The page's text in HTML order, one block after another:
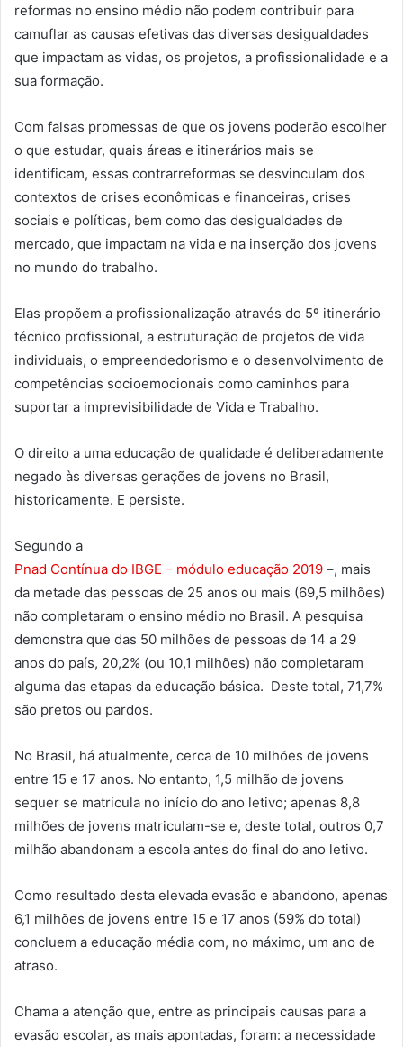
reformas no ensino médio não podem contribuir para
camuflar as causas efetivas das diversas desigualdades
que impactam as vidas, os projetos, a profissionalidade e a
sua formação.
Com falsas promessas de que os jovens poderão escolher
o que estudar, quais áreas e itinerários mais se
identificam, essas contrarreformas se desvinculam dos
contextos de crises econômicas e financeiras, crises
sociais e políticas, bem como das desigualdades de
mercado, que impactam na vida e na inserção dos jovens
no mundo do trabalho.
Elas propõem a profissionalização através do 5º itinerário
técnico profissional, a estruturação de projetos de vida
individuais, o empreendedorismo e o desenvolvimento de
competências socioemocionais como caminhos para
suportar a imprevisibilidade de Vida e Trabalho.
O direito a uma educação de qualidade é deliberadamente
negado às diversas gerações de jovens no Brasil,
historicamente. E persiste.
Segundo a
Pnad Contínua do IBGE – módulo educação 2019 –, mais
da metade das pessoas de 25 anos ou mais (69,5 milhões)
não completaram o ensino médio no Brasil. A pesquisa
demonstra que das 50 milhões de pessoas de 14 a 29
anos do país, 20,2% (ou 10,1 milhões) não completaram
alguma das etapas da educação básica. Deste total, 71,7%
são pretos ou pardos.
No Brasil, há atualmente, cerca de 10 milhões de jovens
entre 15 e 17 anos. No entanto, 1,5 milhão de jovens
sequer se matricula no início do ano letivo; apenas 8,8
milhões de jovens matriculam-se e, deste total, outros 0,7
milhão abandonam a escola antes do final do ano letivo.
Como resultado desta elevada evasão e abandono, apenas
6,1 milhões de jovens entre 15 e 17 anos (59% do total)
concluem a educação média com, no máximo, um ano de
atraso.
Chama a atenção que, entre as principais causas para a
evasão escolar, as mais apontadas, foram: a necessidade